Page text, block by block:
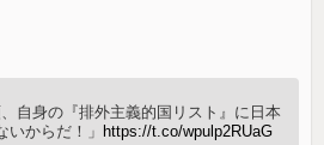
、自身の『排外主義的国リスト』に日本
からだ！」 https://t.co/wpulp2RUaG